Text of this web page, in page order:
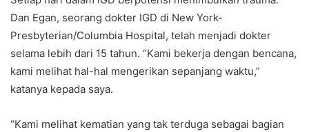
Dan Egan, seorang dokter IGD di New York-
Presbyterian/Columbia Hospital, telah menjadi dokter
selama lebih dari 15 tahun. “Kami bekerja dengan bencana,
kami melihat hal-hal mengerikan sepanjang waktu,”
katanya kepada saya.
“Kami melihat kematian yang tak terduga sebagai bagian